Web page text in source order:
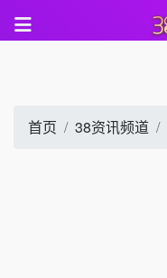
首页 38资讯频道